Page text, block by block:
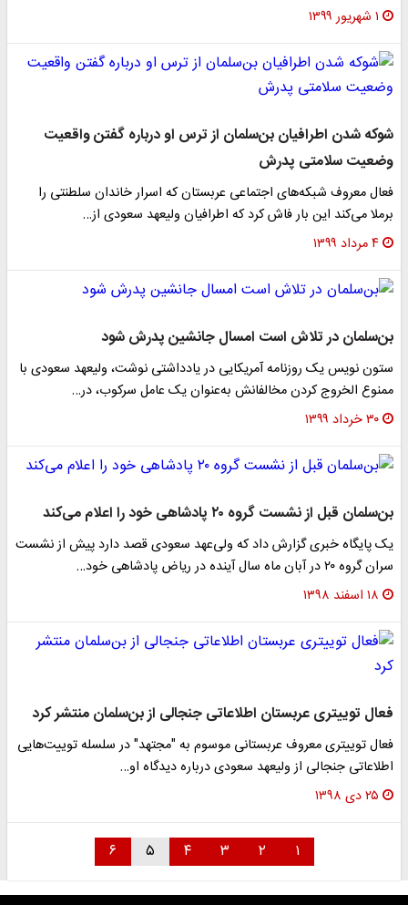
۱ شهریور ۱۳۹۹
شوکه شدن اطرافیان بن‌سلمان از ترس او درباره گفتن واقعیت
وضعیت سلامتی پدرش
فعال معروف شبکه‌های اجتماعی عربستان که اسرار خاندان سلطنتی را
برملا می‌کند این بار فاش کرد که اطرافیان ولیعهد سعودی از…
۴ مرداد ۱۳۹۹
بن‌سلمان در تلاش است امسال جانشین پدرش شود
ستون نویس یک روزنامه آمریکایی در یادداشتی نوشت، ولیعهد سعودی با
ممنوع الخروج کردن مخالفانش به‌عنوان یک عامل سرکوب، در…
۳۰ خرداد ۱۳۹۹
بن‌سلمان قبل از نشست گروه ۲۰ پادشاهی خود را اعلام می‌کند
یک پایگاه خبری گزارش داد که ولی‌عهد سعودی قصد دارد پیش از نشست
سران گروه ۲۰ در آبان ماه سال آینده در ریاض پادشاهی خود…
۱۸ اسفند ۱۳۹۸
فعال‌ توییتری عربستان اطلاعاتی جنجالی از بن‌سلمان منتشر کرد
فعال توییتری معروف عربستانی موسوم به "مجتهد" در سلسله توییت‌هایی
اطلاعاتی جنجالی از ولیعهد سعودی درباره دیدگاه او…
۲۵ دی ۱۳۹۸
۱ ۲ ۳ ۴ ۵ ۶